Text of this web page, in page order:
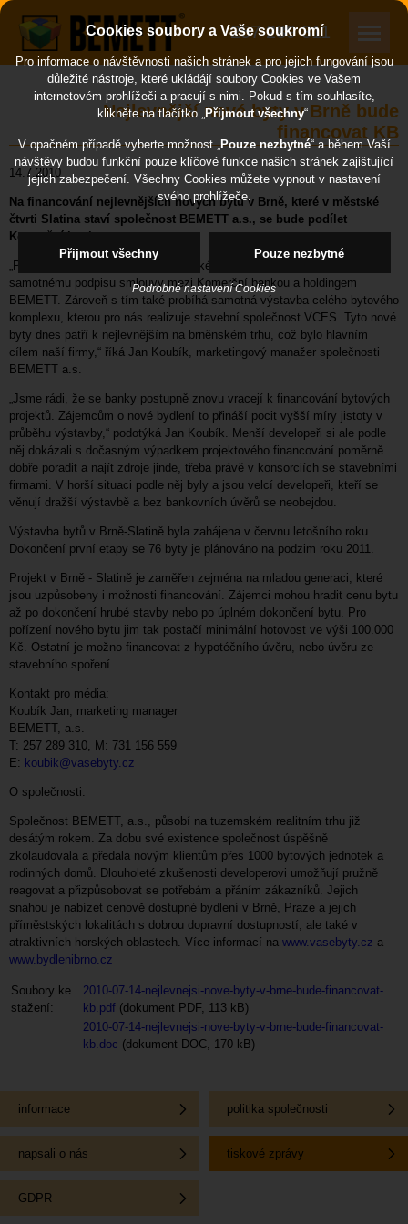
257 289 311
Nejlevnější nové byty v Brně bude
financovat KB
14.7.2010
Na financování nejlevnějších nových bytů v Brně, které v městské
čtvrti Slatina staví společnost BEMETT a.s., se bude podílet
Komerční banka.
„Po dokončení jednání o developerském úvěru došlo 30. 6. 2010 k
samotnému podpisu smlouvy mezi Komerční bankou a holdingem
BEMETT. Zároveň s tím také probíhá samotná výstavba celého bytového
komplexu, kterou pro nás realizuje stavební společnost VCES. Tyto nové
byty dnes patří k nejlevnějším na brněnském trhu, což bylo hlavním
cílem naší firmy,“ říká Jan Koubík, marketingový manažer společnosti
BEMETT a.s.
„Jsme rádi, že se banky postupně znovu vracejí k financování bytových
projektů. Zájemcům o nové bydlení to přináší pocit vyšší míry jistoty v
průběhu výstavby,“ podotýká Jan Koubík. Menší developeři si ale podle
něj dokázali s dočasným výpadkem projektového financování poměrně
dobře poradit a najít zdroje jinde, třeba právě v konsorciích se stavebními
firmami. V horší situaci podle něj byly a jsou velcí developeři, kteří se
věnují dražší výstavbě a bez bankovních úvěrů se neobejdou.
Výstavba bytů v Brně-Slatině byla zahájena v červnu letošního roku.
Dokončení první etapy se 76 byty je plánováno na podzim roku 2011.
Projekt v Brně - Slatině je zaměřen zejména na mladou generaci, které
jsou uzpůsobeny i možnosti financování. Zájemci mohou hradit cenu bytu
až po dokončení hrubé stavby nebo po úplném dokončení bytu. Pro
pořízení nového bytu jim tak postačí minimální hotovost ve výši 100.000
Kč. Ostatní je možno financovat z hypotéčního úvěru, nebo úvěru ze
stavebního spoření.
Kontakt pro média:
Koubík Jan, marketing manager
BEMETT, a.s.
T: 257 289 310, M: 731 156 559
E: koubik@vasebyty.cz
O společnosti:
Společnost BEMETT, a.s., působí na tuzemském realitním trhu již
desátým rokem. Za dobu své existence společnost úspěšně
zkolaudovala a předala novým klientům přes 1000 bytových jednotek a
rodinných domů. Dlouholeté zkušenosti developerovi umožňují pružně
reagovat a přizpůsobovat se potřebám a přáním zákazníků. Jejich
snahou je nabízet cenově dostupné bydlení v Brně, Praze a jejich
příměstských lokalitách s dobrou dopravní dostupností, ale také v
atraktivních horských oblastech. Více informací na www.vasebyty.cz a
www.bydlenibrno.cz
Soubory ke
stažení:
2010-07-14-nejlevnejsi-nove-byty-v-brne-bude-financovat-
kb.pdf (dokument PDF, 113 kB)
2010-07-14-nejlevnejsi-nove-byty-v-brne-bude-financovat-
kb.doc (dokument DOC, 170 kB)
informace politika společnosti
napsali o nás tiskové zprávy
GDPR
Cookies soubory a Vaše soukromí
Pro informace o návštěvnosti našich stránek a pro jejich fungování jsou
důležité nástroje, které ukládájí soubory Cookies ve Vašem
internetovém prohlížeči a pracují s nimi. Pokud s tím souhlasíte,
klikněte na tlačítko „Přijmout všechny“.
V opačném případě vyberte možnost „Pouze nezbytné“ a během Vaší
návštěvy budou funkční pouze klíčové funkce našich stránek zajištující
jejich zabezpečení. Všechny Cookies můžete vypnout v nastavení
svého prohlížeče.
Přijmout všechny Pouze nezbytné
Podrobné nastavení Cookies